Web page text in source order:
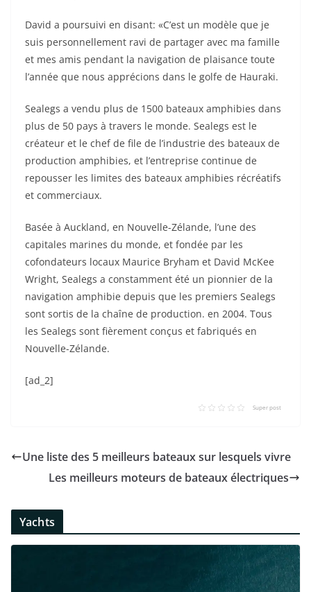
David a poursuivi en disant: «C’est un modèle que je
suis personnellement ravi de partager avec ma famille
et mes amis pendant la navigation de plaisance toute
l’année que nous apprécions dans le golfe de Hauraki.
Sealegs a vendu plus de 1500 bateaux amphibies dans
plus de 50 pays à travers le monde. Sealegs est le
créateur et le chef de file de l’industrie des bateaux de
production amphibies, et l’entreprise continue de
repousser les limites des bateaux amphibies récréatifs
et commerciaux.
Basée à Auckland, en Nouvelle-Zélande, l’une des
capitales marines du monde, et fondée par les
cofondateurs locaux Maurice Bryham et David McKee
Wright, Sealegs a constamment été un pionnier de la
navigation amphibie depuis que les premiers Sealegs
sont sortis de la chaîne de production. en 2004. Tous
les Sealegs sont fièrement conçus et fabriqués en
Nouvelle-Zélande.
[ad_2]
Super post
Une liste des 5 meilleurs bateaux sur lesquels vivre
Les meilleurs moteurs de bateaux électriques
Yachts